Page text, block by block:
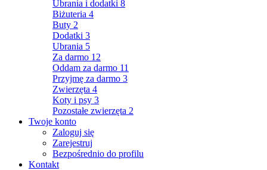
Ubrania i dodatki 8
Biżuteria 4
Buty 2
Dodatki 3
Ubrania 5
Za darmo 12
Oddam za darmo 11
Przyjmę za darmo 3
Zwierzęta 4
Koty i psy 3
Pozostałe zwierzęta 2
Twoje konto
Zaloguj się
Zarejestruj
Bezpośrednio do profilu
Kontakt